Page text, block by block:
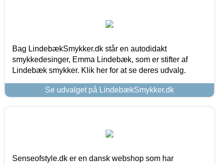
Bag LindebækSmykker.dk står en autodidakt
smykkedesinger, Emma Lindebæk, som er stifter af
Lindebæk smykker. Klik her for at se deres udvalg.
Se udvalget på LindebækSmykker.dk
Senseofstyle.dk er en dansk webshop som har